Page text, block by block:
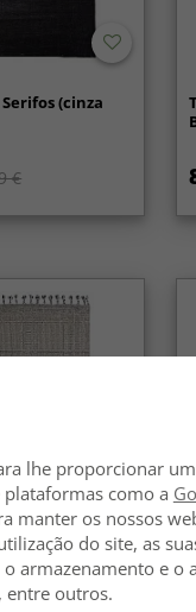
(cinza
€
Outdoor
lhe proporcionar
como a
manter os nossos
do site, as
armazenamento e o
entre outros.